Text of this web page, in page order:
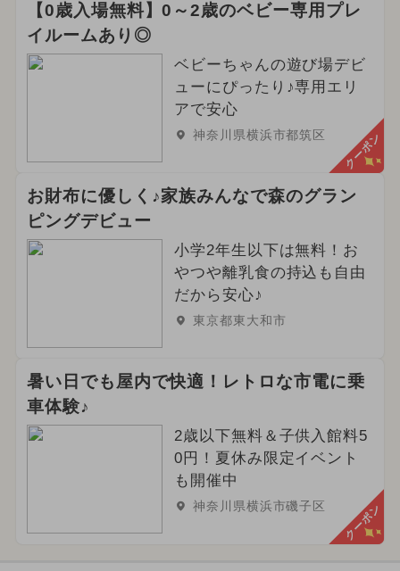
【0歳入場無料】0～2歳のベビー専用プレ
イルームあり◎
ベビーちゃんの遊び場デビ
ューにぴったり♪専用エリ
アで安心
神奈川県横浜市都筑区 クーポン
お財布に優しく♪家族みんなで森のグラン
ピングデビュー
小学2年生以下は無料！お
やつや離乳食の持込も自由
だから安心♪
東京都東大和市
暑い日でも屋内で快適！レトロな市電に乗
車体験♪
2歳以下無料＆子供入館料5
0円！夏休み限定イベント
も開催中
神奈川県横浜市磯子区 クーポン